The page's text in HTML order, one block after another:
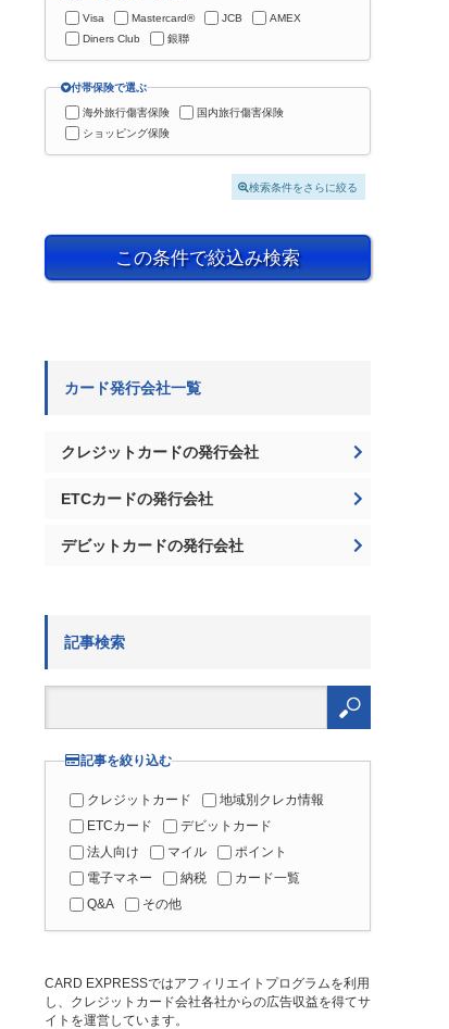
Visa Mastercard® JCB
AMEX
Diners Club
銀聯
付帯保険で選ぶ
海外旅行傷害保険
国内旅行傷害保険
ショッピング保険
検索条件をさらに絞る
この条件で絞込み検索
カード発行会社一覧
クレジットカードの発行会社
ETCカードの発行会社
デビットカードの発行会社
記事検索
検
記事を絞り込む
クレジットカード
地域別クレカ情報
ETCカード
デビットカード
法人向け
マイル
ポイント
電子マネー
納税
カード一覧
Q&A
その他
CARD EXPRESSではアフィリエイトプログラムを利用
し、クレジットカード会社各社からの広告収益を得てサ
イトを運営しています。